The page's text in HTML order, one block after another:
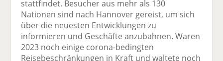
stattfindet. Besucher aus mehr als 130
Nationen sind nach Hannover gereist, um sich
über die neuesten Entwicklungen zu
informieren und Geschäfte anzubahnen. Waren
2023 noch einige corona-bedingten
Reisebeschränkungen in Kraft und waltete noch